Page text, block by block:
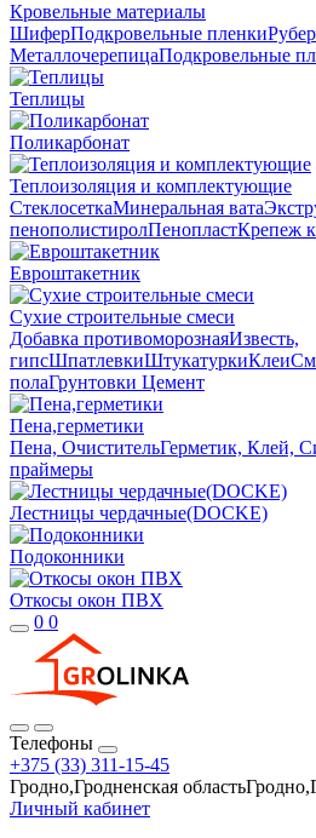
Кровельные материалы
ШиферПодкровельные пленки
МеталлочерепицаПодкровельные
Теплицы
Поликарбонат
Теплоизоляция и комплектующие
СтеклосеткаМинеральная вата
пенополистиролПенопластКрепеж
Евроштакетник
Сухие строительные смеси
Добавка противоморознаяИзвесть,
гипсШпатлевкиШтукатуркиКлеи
полаГрунтовки Цемент
Пена,герметики
Пена, ОчистительГерметик, Клей,
праймеры
Лестницы чердачные(DOCKE)
Подоконники
Откосы окон ПВХ
0 0
Телефоны
+375 (33) 311-15-45
Гродно,Гродненская
Личный кабинет